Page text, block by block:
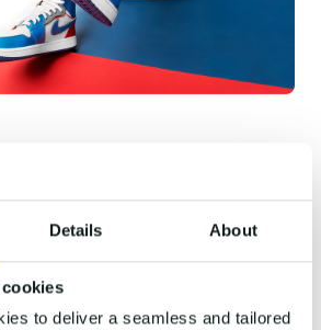
Details About
to deliver a seamless and tailored
met de
Deze campagne triggert
te solliciteren.